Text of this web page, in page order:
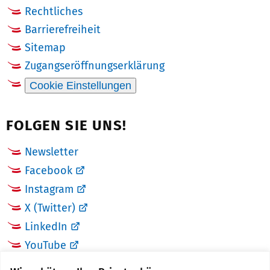
Rechtliches
Barrierefreiheit
Sitemap
Zugangseröffnungserklärung
Cookie Einstellungen
FOLGEN SIE UNS!
Newsletter
Facebook
Instagram
X (Twitter)
LinkedIn
YouTube